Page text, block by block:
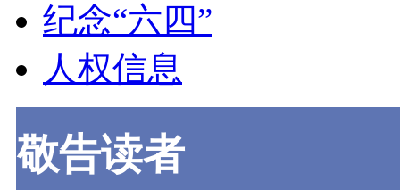
纪念“六四”
人权信息
敬告读者